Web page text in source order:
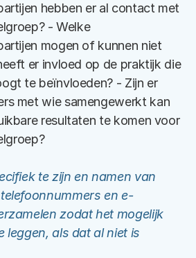
hebben er al contact met
- Welke
mogen of kunnen niet
er invloed op de praktijk die
te beïnvloeden? - Zijn er
met wie samengewerkt kan
resultaten te komen voor
te zijn en namen van
en e-
zodat het mogelijk
leggen, als dat al niet is